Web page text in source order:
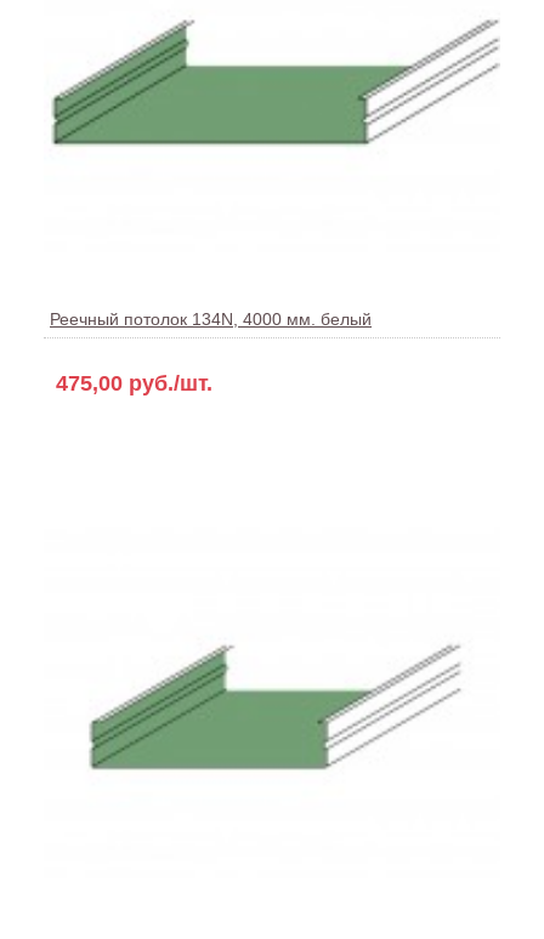
Реечный потолок 134N, 4000 мм. белый
475,00 руб./шт.